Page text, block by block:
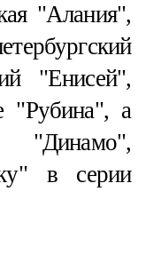
"Алания",
"Енисей",
"Рубина", а
"Динамо",
в серии